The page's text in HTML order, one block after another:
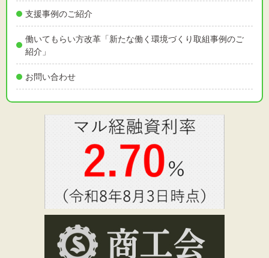
支援事例のご紹介
働いてもらい方改革「新たな働く環境づくり取組事例のご
紹介」
お問い合わせ